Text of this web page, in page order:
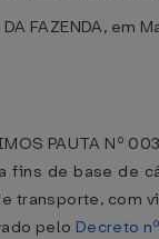
FAZENDA, em
PAUTA Nº
fins de base
transporte, com
pelo Decreto